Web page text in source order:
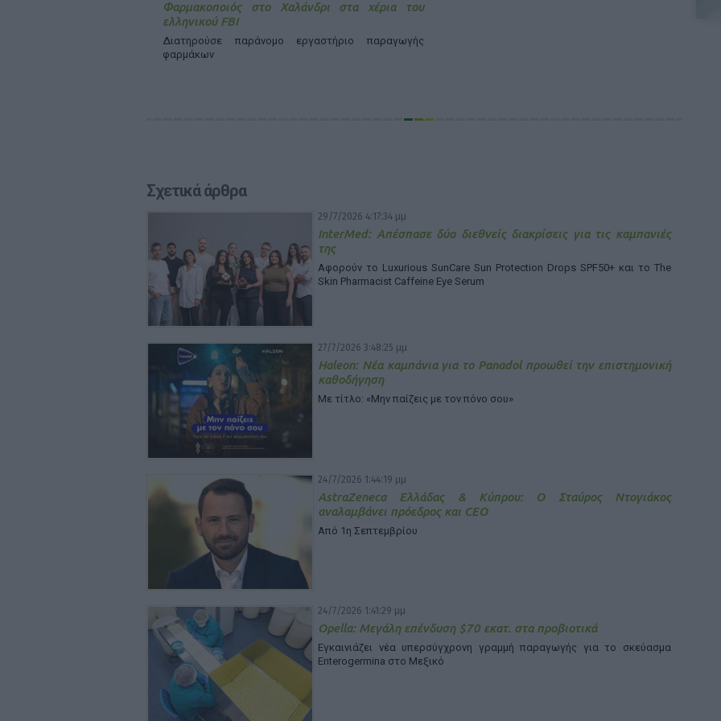
Φαρμακοποιός στο Χαλάνδρι στα χέρια του
ελληνικού FBI
Διατηρούσε παράνομο εργαστήριο παραγωγής
φαρμάκων
Σχετικά άρθρα
29/7/2026 4:17:34 μμ
InterMed: Απέσπασε δύο διεθνείς διακρίσεις για τις καμπανιές
της
Αφορούν το Luxurious SunCare Sun Protection Drops SPF50+ και το The
Skin Pharmacist Caffeine Eye Serum
27/7/2026 3:48:25 μμ
Haleon: Νέα καμπάνια για το Panadol προωθεί την επιστημονική
καθοδήγηση
Με τίτλο: «Μην παίζεις με τον πόνο σου»
24/7/2026 1:44:19 μμ
AstraZeneca Ελλάδας & Κύπρου: Ο Σταύρος Ντογιάκος
αναλαμβάνει πρόεδρος και CEO
Από 1η Σεπτεμβρίου
24/7/2026 1:41:29 μμ
Opella: Μεγάλη επένδυση $70 εκατ. στα προβιοτικά
Εγκαινιάζει νέα υπερσύγχρονη γραμμή παραγωγής για το σκεύασμα
Enterogermina στο Μεξικό